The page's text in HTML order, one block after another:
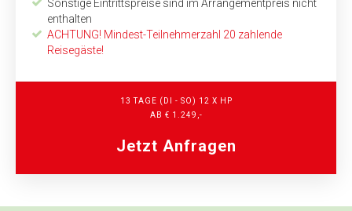
Sonstige Eintrittspreise sind im Arrangementpreis nicht
enthalten
ACHTUNG! Mindest-Teilnehmerzahl 20 zahlende
Reisegäste!
13 TAGE (DI - SO) 12 X HP
AB € 1.249,-
Jetzt Anfragen